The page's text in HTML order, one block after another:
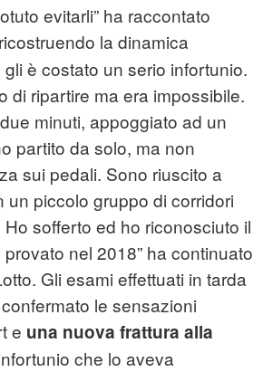
evitarli” ha raccontato
ricostruendo la dinamica
gli è costato un serio infortunio.
di ripartire ma era impossibile.
minuti, appoggiato ad un
partito da solo, ma non
sui pedali. Sono riuscito a
un piccolo gruppo di corridori
sofferto ed ho riconosciuto il
nel 2018” ha continuato
Gli esami effettuati in tarda
le sensazioni
e una nuova frattura alla
che lo aveva